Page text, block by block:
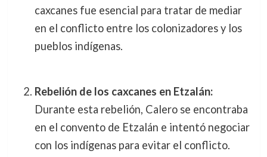
caxcanes fue esencial para tratar de mediar
en el conflicto entre los colonizadores y los
pueblos indígenas.
Rebelión de los caxcanes en Etzalán:
Durante esta rebelión, Calero se encontraba
en el convento de Etzalán e intentó negociar
con los indígenas para evitar el conflicto.